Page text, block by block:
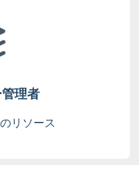
理者
リソース